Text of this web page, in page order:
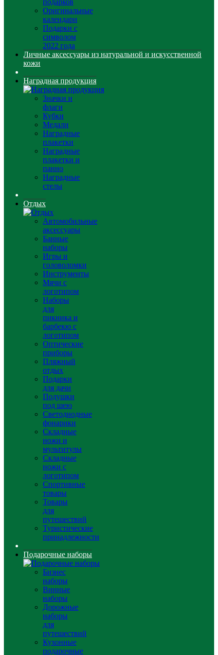
подарков
Оригинальные
календари
Подарки с
символом
2022 года
Личные аксессуары из натуральной и искусственной
кожи
Наградная продукция
Значки и
флаги
Кубки
Медали
Наградные
плакетки
Наградные
плакетки и
панно
Наградные
стелы
Отдых
Автомобильные
аксессуары
Банные
наборы
Игры и
головоломки
Инструменты
Мячи с
логотипом
Наборы
для
пикника и
барбекю с
логотипом
Оптические
приборы
Пляжный
отдых
Подарки
для дачи
Подушки
под шею
Светодиодные
фонарики
Складные
ножи и
мультитулы
Складные
ножи с
логотипом
Спортивные
товары
Товары
для
путешествий
Туристические
принадлежности
Подарочные наборы
Бизнес
наборы
Винные
наборы
Дорожные
наборы
для
путешествий
Кухонные
подарочные